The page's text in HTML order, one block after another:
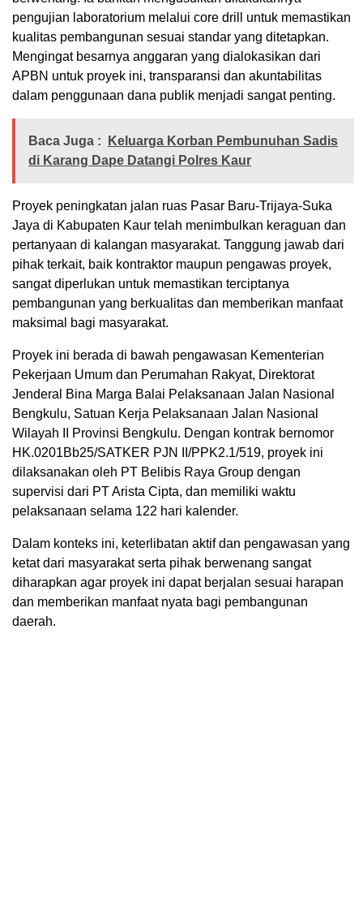
pengujian laboratorium melalui core drill untuk memastikan
kualitas pembangunan sesuai standar yang ditetapkan.
Mengingat besarnya anggaran yang dialokasikan dari
APBN untuk proyek ini, transparansi dan akuntabilitas
dalam penggunaan dana publik menjadi sangat penting.
Baca Juga :
Keluarga Korban Pembunuhan Sadis
di Karang Dape Datangi Polres Kaur
Proyek peningkatan jalan ruas Pasar Baru-Trijaya-Suka
Jaya di Kabupaten Kaur telah menimbulkan keraguan dan
pertanyaan di kalangan masyarakat. Tanggung jawab dari
pihak terkait, baik kontraktor maupun pengawas proyek,
sangat diperlukan untuk memastikan terciptanya
pembangunan yang berkualitas dan memberikan manfaat
maksimal bagi masyarakat.
Proyek ini berada di bawah pengawasan Kementerian
Pekerjaan Umum dan Perumahan Rakyat, Direktorat
Jenderal Bina Marga Balai Pelaksanaan Jalan Nasional
Bengkulu, Satuan Kerja Pelaksanaan Jalan Nasional
Wilayah II Provinsi Bengkulu. Dengan kontrak bernomor
HK.0201Bb25/SATKER PJN II/PPK2.1/519, proyek ini
dilaksanakan oleh PT Belibis Raya Group dengan
supervisi dari PT Arista Cipta, dan memiliki waktu
pelaksanaan selama 122 hari kalender.
Dalam konteks ini, keterlibatan aktif dan pengawasan yang
ketat dari masyarakat serta pihak berwenang sangat
diharapkan agar proyek ini dapat berjalan sesuai harapan
dan memberikan manfaat nyata bagi pembangunan
daerah.